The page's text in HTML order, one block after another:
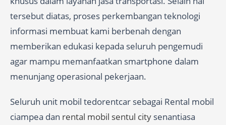
tersebut diatas, proses perkembangan teknologi
informasi membuat kami berbenah dengan
memberikan edukasi kepada seluruh pengemudi
agar mampu memanfaatkan smartphone dalam
menunjang operasional pekerjaan.
Seluruh unit mobil tedorentcar sebagai Rental mobil
ciampea dan rental mobil sentul city senantiasa